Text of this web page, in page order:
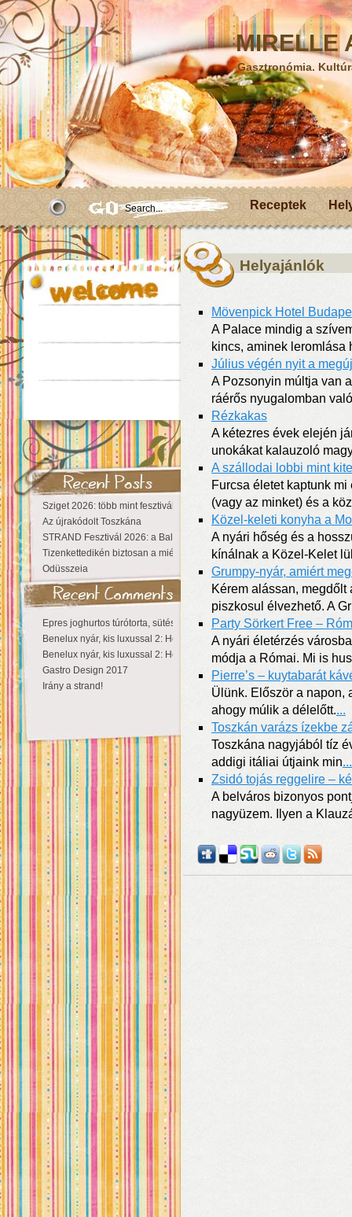
MIRELLE
Gasztronómia.
Receptek
Sziget 2026: több mint fesztivál, egy városnyi élmény
Az újrakódolt Toszkána
STRAND Fesztivál 2026: a Balaton partján a nyár még tart!
Tizenkettedikén biztosan a miénk a Sziget!
Odüsszeia
Epres joghurtos túrótorta, sütés nélkül
Benelux nyár, kis luxussal 2: Hollandia
Benelux nyár, kis luxussal 2: Hollandia
Gastro Design 2017
Irány a strand!
Helyajánlók
Mövenpick Hotel
A Palace mindig a
kincs, aminek leromlása
Július végén nyit a
A Pozsonyin múltja van
ráérős nyugalomban
Rézkakas
A kétezres évek elején
unokákat kalauzoló
A szállodai lobbi mint
Furcsa életet kaptunk
(vagy az minket) és a
Közel-keleti konyha a
A nyári hőség és a
kínálnak a Közel-Kelet
Grumpy-nyár, amiért
Kérem alássan,
piszkosul élvezhető. A
Party Sörkert Free –
A nyári életérzés
módja a Római. Mi is
Pierre’s – kuytabarát
Ülünk. Először a napon,
ahogy múlik a délelőtt....
Toszkán varázs ízekbe
Toszkána nagyjából tíz
addigi itáliai útjaink min...
Zsidó tojás reggelire –
A belváros bizonyos
nagyüzem. Ilyen a